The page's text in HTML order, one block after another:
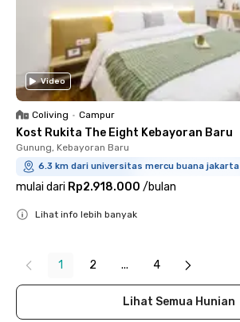
Video
Coliving • Campur
Kost Rukita The Eight Kebayoran Baru
Gunung, Kebayoran Baru
6.3 km dari universitas mercu buana jakarta
mulai dari Rp2.918.000 /bulan
Lihat info lebih banyak
1 2 ... 4
Lihat Semua Hunian